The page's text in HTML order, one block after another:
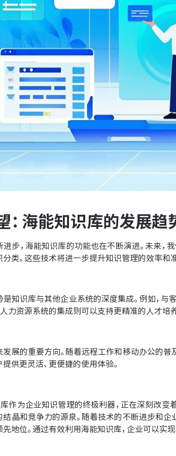
：海能知识库的发展趋
步，海能知识库的功能也在不断演进。未来
类。这些技术将进一步提升知识管理的效率和准
知识库与其他企业系统的深度集成。例如，与
力资源系统的集成则可以支持更精准的人才培
展的重要方向。随着远程工作和移动办公的
供更灵活、更便捷的使用体验。
作为企业知识管理的终极利器，正在深刻改变
晶和竞争力的源泉。随着技术的不断进步和
地位。通过有效利用海能知识库，企业可以实